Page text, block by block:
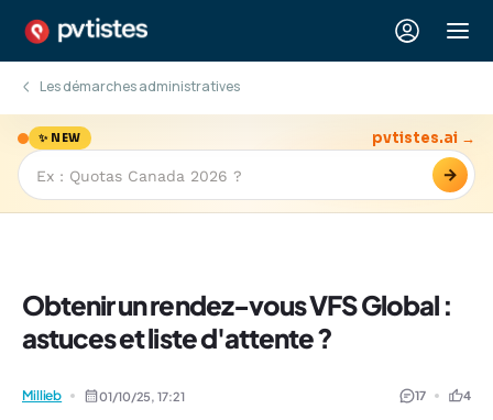
Les démarches administratives
✨ NEW
→
pvtistes.ai →
Obtenir un rendez-vous VFS Global :
astuces et liste d'attente ?
Millieb 01/10/25,17:21 17 4